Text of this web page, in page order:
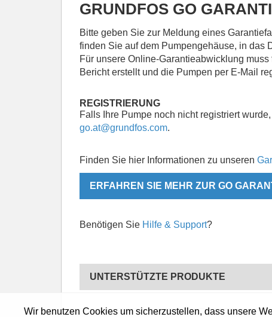
GRUNDFOS GO
Bitte geben Sie zur Meldung eines
finden Sie auf dem Pumpengehäuse, in das
Für unsere Online-Garantieabwicklung
Bericht erstellt und die Pumpen per E-Mail
REGISTRIERUNG
Falls Ihre Pumpe noch nicht registriert
go.at@grundfos.com.
Finden Sie hier Informationen zu unseren
ERFAHREN SIE MEHR ZUR GO
Benötigen Sie Hilfe & Support?
UNTERSTÜTZTE PRODUKTE
Wir benutzen Cookies um sicherzustellen, dass unsere